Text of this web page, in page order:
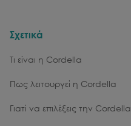
Σχετικά
Τι είναι η Cordella
Πως λειτουργεί η Cordella
Γιατί να επιλέξεις την Cordella